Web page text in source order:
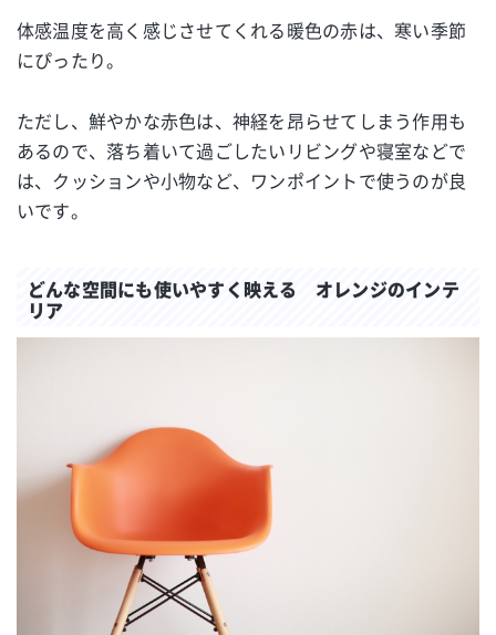
体感温度を高く感じさせてくれる暖色の赤は、寒い季節
にぴったり。
ただし、鮮やかな赤色は、神経を昂らせてしまう作用も
あるので、落ち着いて過ごしたいリビングや寝室などで
は、クッションや小物など、ワンポイントで使うのが良
いです。
どんな空間にも使いやすく映える オレンジのインテ
リア